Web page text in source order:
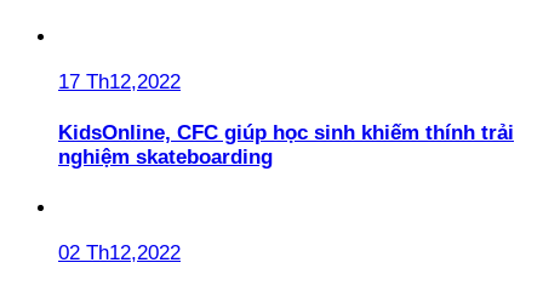
17 Th12,2022
KidsOnline, CFC giúp học sinh khiếm thính trải
nghiệm skateboarding
02 Th12,2022